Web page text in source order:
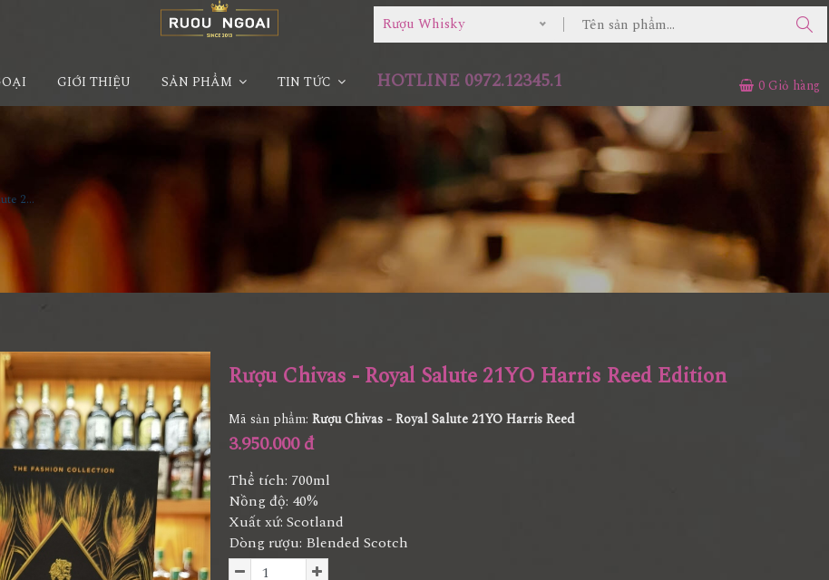
Rượu Whisky
GIỚI THIỆU SẢN PHẨM TIN TỨC HOTLINE 0972.12345.1 0 Giỏ hàng
Rượu Chivas - Royal Salute 21YO Harris Reed Edition
Rượu Chivas - Royal Salute 21YO Harris Reed Edition
Mã sản phẩm: Rượu Chivas - Royal Salute 21YO Harris Reed
3.950.000 đ
Thể tích: 700ml
Nồng độ: 40%
Xuất xứ: Scotland
Dòng rượu: Blended Scotch